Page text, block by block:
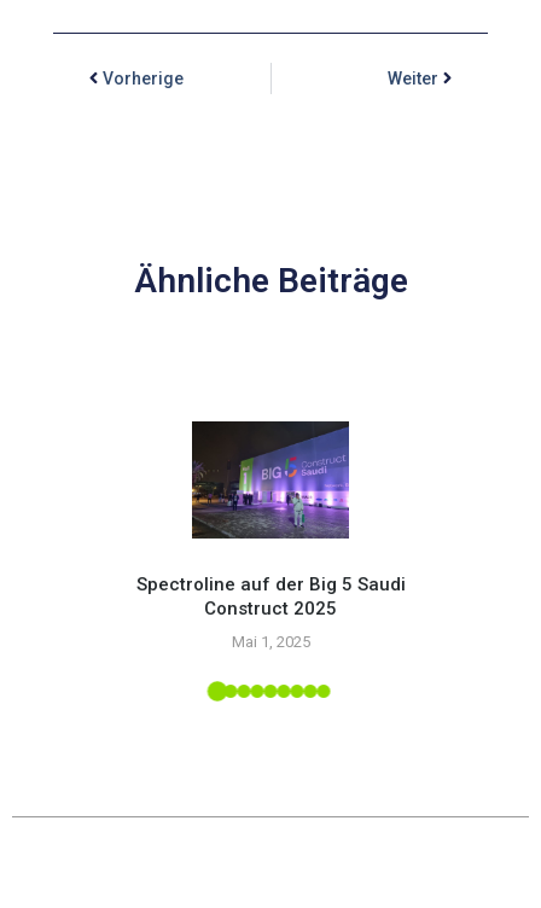
Vorherige Weiter
Ähnliche Beiträge
Spectroline auf der Big 5 Saudi
Construct 2025
Mai 1, 2025